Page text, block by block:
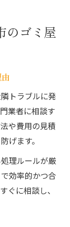
のゴミ屋
トラブルに発
業者に相談す
や費用の見積
げます。
理ルールが厳
効率的かつ合
ぐに相談し、